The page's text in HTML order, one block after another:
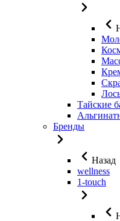
Тайские
Бренды
Назад
wellness
1-touch